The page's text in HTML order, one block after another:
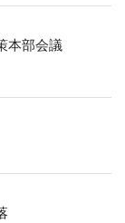
本部会議